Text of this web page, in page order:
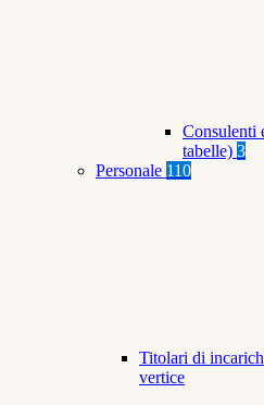
Consulenti
tabelle) 3
Personale 110
Titolari di
vertice